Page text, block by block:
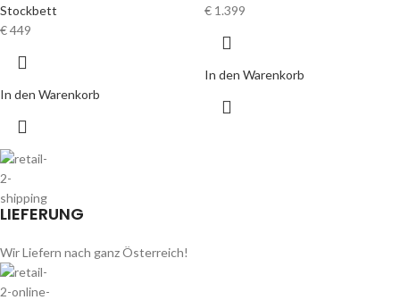
Stockbett
€449
In den Warenkorb
€ 1.399
In den Warenkorb
LIEFERUNG
Wir Liefern nach ganz Österreich!